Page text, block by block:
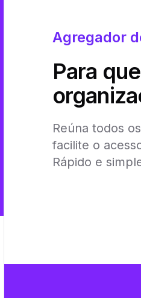
Agregador
Para
Reúna todos
facilite o
Rápido e